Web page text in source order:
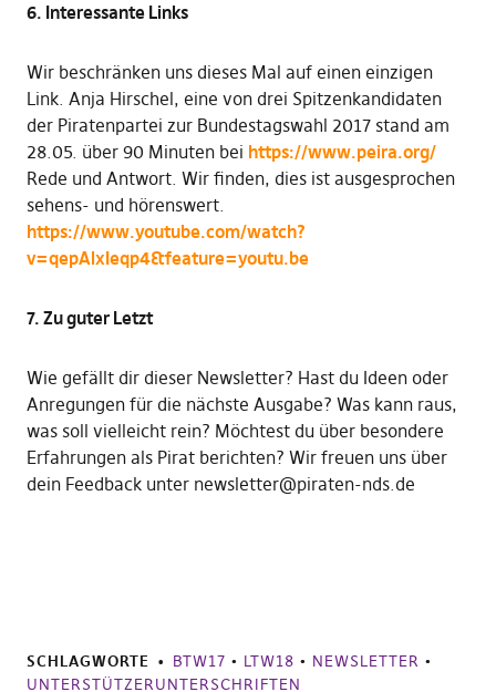
6. Interessante Links
Wir beschränken uns dieses Mal auf einen einzigen
Link. Anja Hirschel, eine von drei Spitzenkandidaten
der Piratenpartei zur Bundestagswahl 2017 stand am
28.05. über 90 Minuten bei https://www.peira.org/
Rede und Antwort. Wir finden, dies ist ausgesprochen
sehens- und hörenswert.
https://www.youtube.com/watch?
v=qepAlxIeqp4&feature=youtu.be
7. Zu guter Letzt
Wie gefällt dir dieser Newsletter? Hast du Ideen oder
Anregungen für die nächste Ausgabe? Was kann raus,
was soll vielleicht rein? Möchtest du über besondere
Erfahrungen als Pirat berichten? Wir freuen uns über
dein Feedback unter newsletter@piraten-nds.de
SCHLAGWORTE BTW17 • LTW18 • NEWSLETTER •
UNTERSTÜTZERUNTERSCHRIFTEN